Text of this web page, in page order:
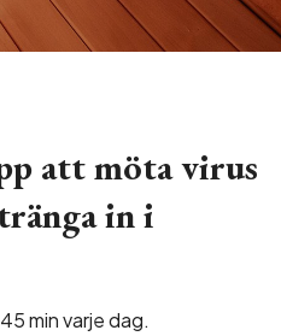
att möta virus
in i
min varje dag.